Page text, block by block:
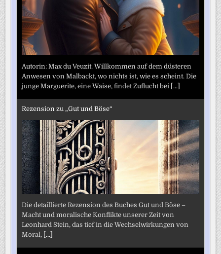
Autorin: Max du Veuzit. Willkommen auf dem düsteren
Anwesen von Malbackt, wo nichts ist, wie es scheint. Die
junge Marguerite, eine Waise, findet Zuflucht bei
[...]
Rezension zu „Gut und Böse“
Die detaillierte Rezension des Buches Gut und Böse –
Macht und moralische Konflikte unserer Zeit von
Leonhard Stein, das tief in die Wechselwirkungen von
Moral,
[...]